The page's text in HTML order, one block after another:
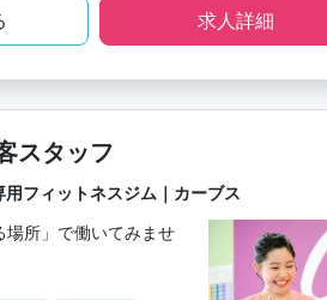
求人詳細
スタッフ
用フィットネスジム｜カーブス
場所」で働いてみませ